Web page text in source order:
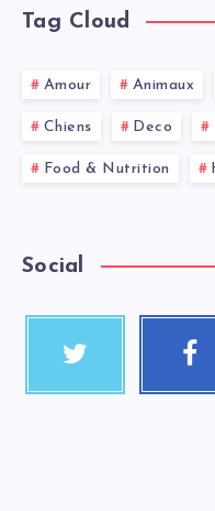
Tag Cloud
Amour Animaux
Chiens Deco
Food & Nutrition
Social